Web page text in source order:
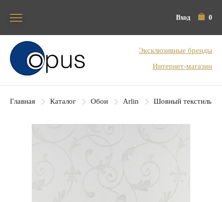
Вход 0
Блок поиска
Эксклюзивные бренды
Интернет-магазин
Главная Каталог Обои Arlin Шовный текстиль